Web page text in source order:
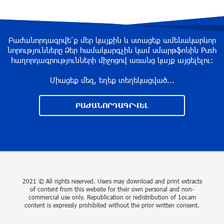
“Past”: A Publicly Funded Concert for the
Privileged Few?
about a year ago
With a Mission to Preserve Armenian Heritage:
AraratBank Sponsors the "Artsakh" Orchestra
Concert
Andron Participates in the Tomorrow Mobility
World Congress 2024: Driving Innovation in E-
Բաժանորդագրվե՛ք մեր կայքին և ստացեք ամենակարևոր
նորությունները Ձեր համակարգչին կամ սմարթֆոնին Push
հաղորդագրությունների միջոցով առանց կայք այցելելու։
Միացեք մեզ, եղեք տեղեկացված...
ԲԱԺԱՆՈՐԴԱԳՐՎԵԼ
2021 © All rights reserved. Users may download and print extracts
of content from this website for their own personal and non-
commercial use only. Republication or redistribution of 1or.am
content is expressly prohibited without the prior written consent.